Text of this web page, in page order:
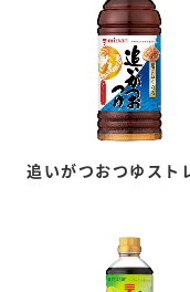
追いがつおつゆスト